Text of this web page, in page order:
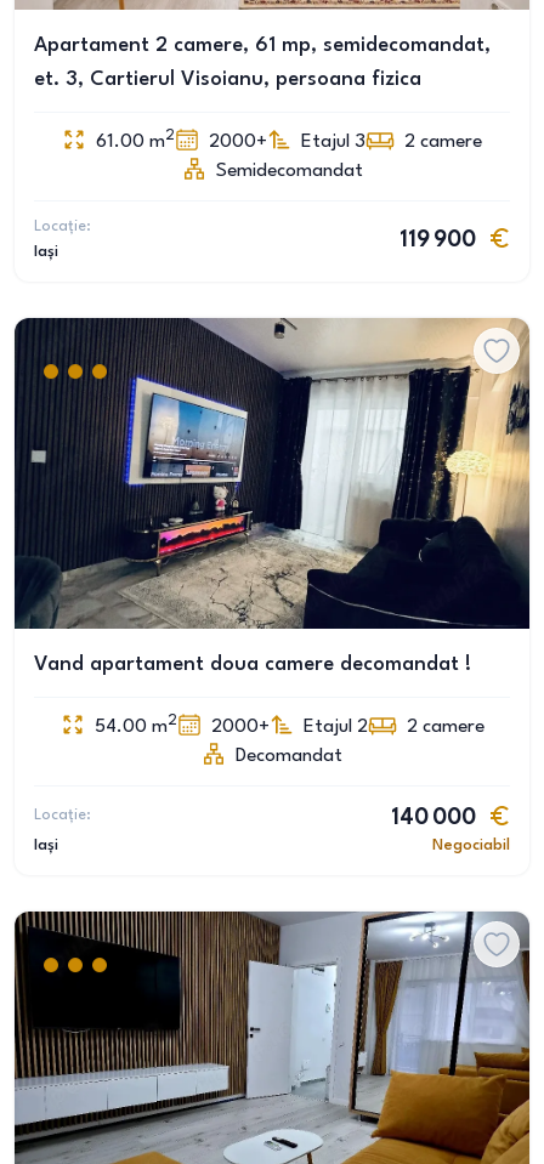
Apartament 2 camere, 61 mp, semidecomandat,
et. 3, Cartierul Visoianu, persoana fizica
61.00 m2 2000+ Etajul 3 2 camere
Semidecomandat
Locație:
Iași
119 900
Vand apartament doua camere decomandat !
54.00 m2 2000+ Etajul 2 2 camere
Decomandat
Locație:
Iași
140 000
Negociabil